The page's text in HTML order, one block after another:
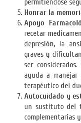
permitiéndose
Honrar la
Apoyo
recetar
depresión, la
graves y
ser
ayuda a
terapéutico del
Autocuidado y
un sustituto del
complementarias